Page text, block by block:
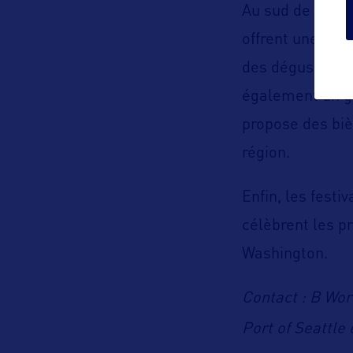
Au sud de
offrent une
des
également un
propose des
région.
Enfin, les
célèbrent les
Washington.
Contact : B
Port of Seattle